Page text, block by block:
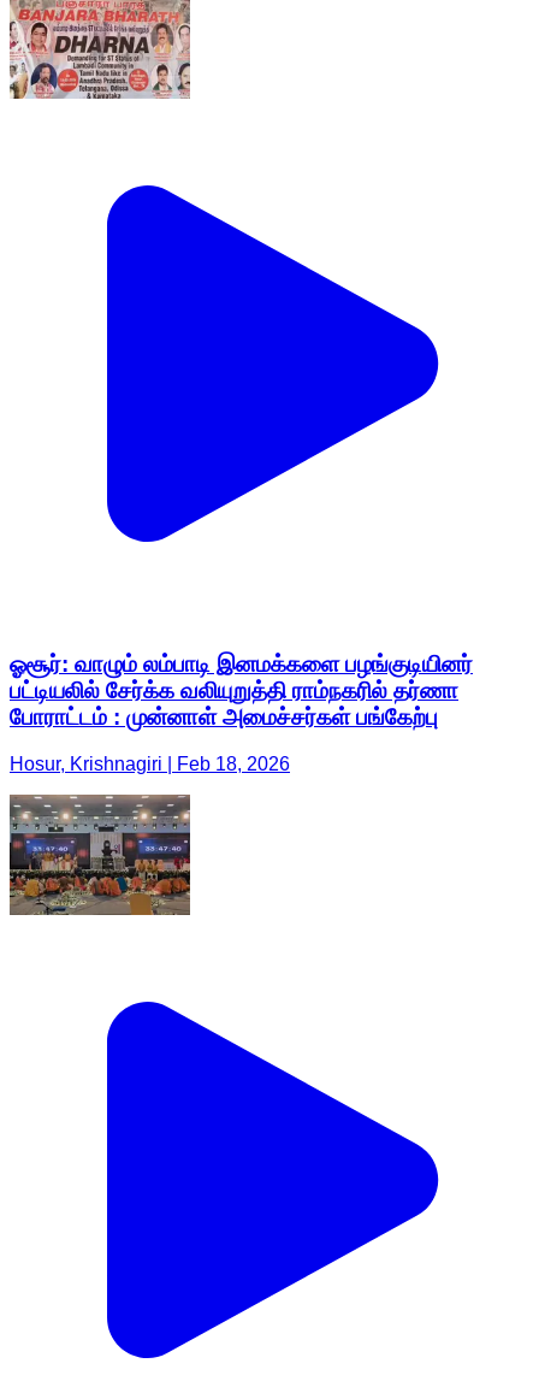
ஓசூர்: வாழும் லம்பாடி இனமக்களை பழங்குடியினர்
பட்டியலில் சேர்க்க வலியுறுத்தி ராம்நகரில் தர்ணா
போராட்டம் : முன்னாள் அமைச்சர்கள் பங்கேற்பு
Hosur, Krishnagiri | Feb 18, 2026